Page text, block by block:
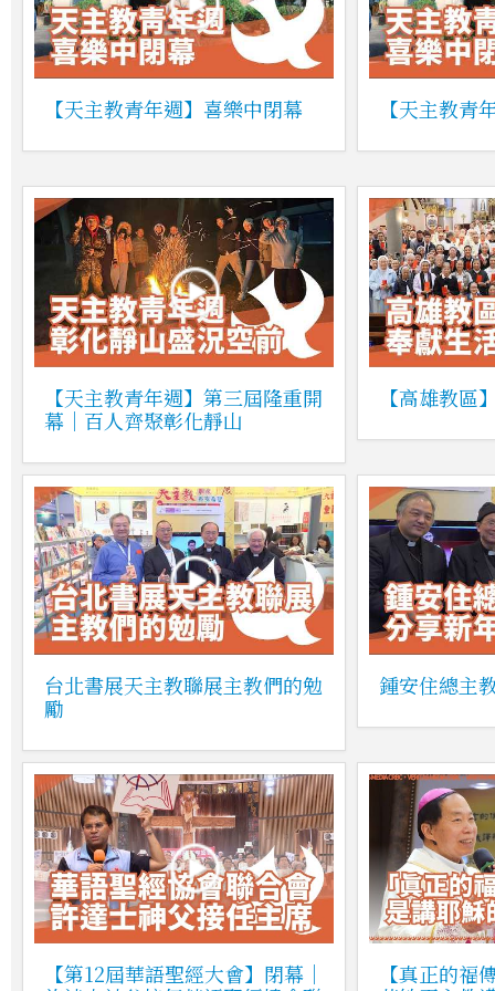
【天主教青年週】喜樂中閉幕 【天主教青
【天主教青年週】第三屆隆重開
幕｜百人齊聚彰化靜山
【高雄教區
台北書展天主教聯展主教們的勉
勵
鍾安住總主
【第12屆華語聖經大會】閉幕｜
【真正的福